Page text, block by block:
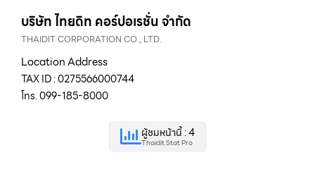
บริษัท ไทยดิท คอร์ปอเรชั่น จำกัด
THAIDIT CORPORATION CO., LTD.
Location Address
TAX ID : 0275566000744
โทร. 099-185-8000
ผู้ชมหน้านี้ : 4
Thaidit Stat Pro